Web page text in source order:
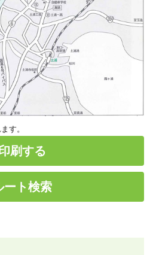
す。
刷する
ート検索